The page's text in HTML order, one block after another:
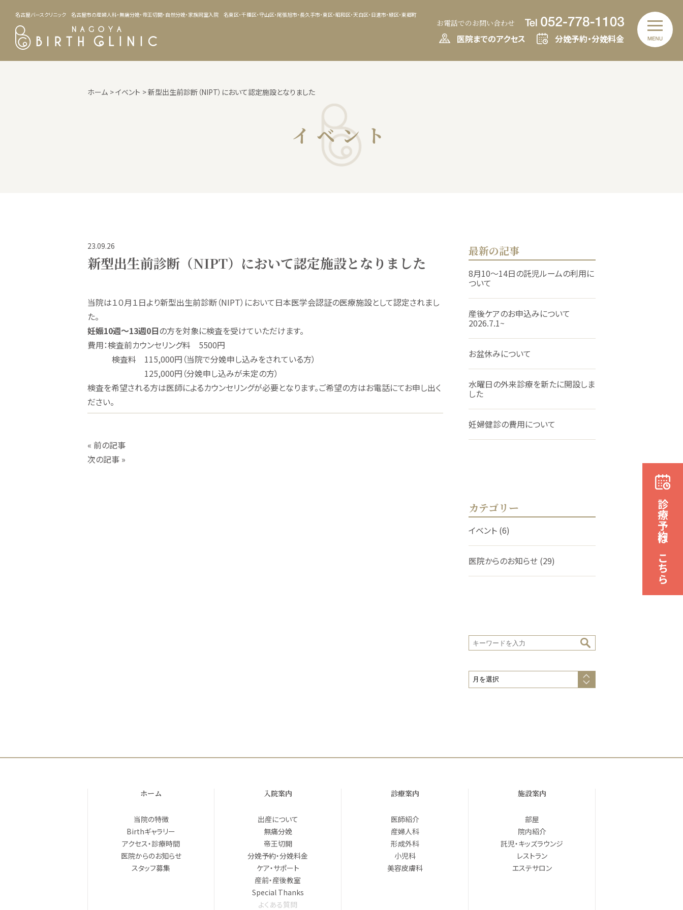
名古屋バースクリニック 名古屋市の産婦人科・無痛分娩・帝王切開・自然分娩・家族同室入院 名東区・千種区・守山区・尾張旭市・長久手市・東区・昭和区・天白区・日進市・緑区・東郷町
医院までのアクセス
お電話でのお問い合わせ
分娩予約・分娩料金
イベント
ホーム イベント 新型出生前診断（NIPT）において認定施設となりました
23.09.26
新型出生前診断（NIPT）において認定施設となりました
当院は１０月１日より新型出生前診断（NIPT）において日本医学会認証の医療施設として認定されまし
た。
妊娠10週～13週0日の方を対象に検査を受けていただけます。
費用：検査前カウンセリング料 5500円
検査料 115,000円（当院で分娩申し込みをされている方）
125,000円（分娩申し込みが未定の方）
検査を希望される方は医師によるカウンセリングが必要となります。ご希望の方はお電話にてお申し出く
ださい。
« 前の記事
次の記事 »
最新の記事
8月10～14日の託児ルームの利用に
ついて
産後ケアのお申込みについて
2026.7.1~
お盆休みについて
水曜日の外来診療を新たに開設しま
した
妊婦健診の費用について
カテゴリー
イベント (6)
医院からのお知らせ (29)
ホーム
当院の特徴
Birthギャラリー
アクセス・診療時間
医院からのお知らせ
スタッフ募集
入院案内
出産について
無痛分娩
帝王切開
分娩予約・分娩料金
ケア・サポート
産前・産後教室
Special Thanks
よくある質問
診療案内
医師紹介
産婦人科
形成外科
小児科
美容皮膚科
施設案内
部屋
院内紹介
託児・キッズラウンジ
レストラン
エステサロン
診療予約はこちら